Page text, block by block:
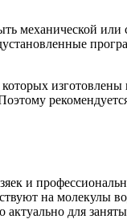
механической
и
на молекулы
актуально для